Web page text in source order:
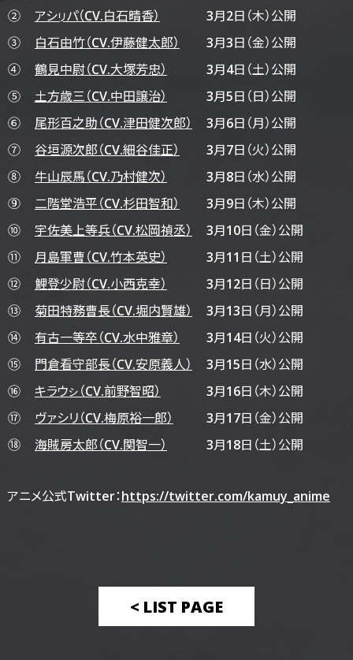
②
アシㇼパ（CV.白石晴香）
3月2日（木）公開
③
白石由竹（CV.伊藤健太郎）
3月3日（金）公開
④
鶴見中尉（CV.大塚芳忠）
3月4日（土）公開
⑤
土方歳三（CV.中田譲治）
3月5日（日）公開
⑥
尾形百之助（CV.津田健次郎）
3月6日（月）公開
⑦
谷垣源次郎（CV.細谷佳正）
3月7日（火）公開
⑧
牛山辰馬（CV.乃村健次）
3月8日（水）公開
⑨
二階堂浩平（CV.杉田智和）
3月9日（木）公開
⑩
宇佐美上等兵（CV.松岡禎丞）
3月10日（金）公開
⑪
月島軍曹（CV.竹本英史）
3月11日（土）公開
⑫
鯉登少尉（CV.小西克幸）
3月12日（日）公開
⑬
菊田特務曹長（CV.堀内賢雄）
3月13日（月）公開
⑭
有古一等卒（CV.水中雅章）
3月14日（火）公開
⑮
門倉看守部長（CV.安原義人）
3月15日（水）公開
⑯
キラウㇱ（CV.前野智昭）
3月16日（木）公開
⑰
ヴァシリ（CV.梅原裕一郎）
3月17日（金）公開
⑱
海賊房太郎（CV.関智一） 3月18日（土）公開
アニメ公式Twitter：https://twitter.com/kamuy_anime
< LIST PAGE